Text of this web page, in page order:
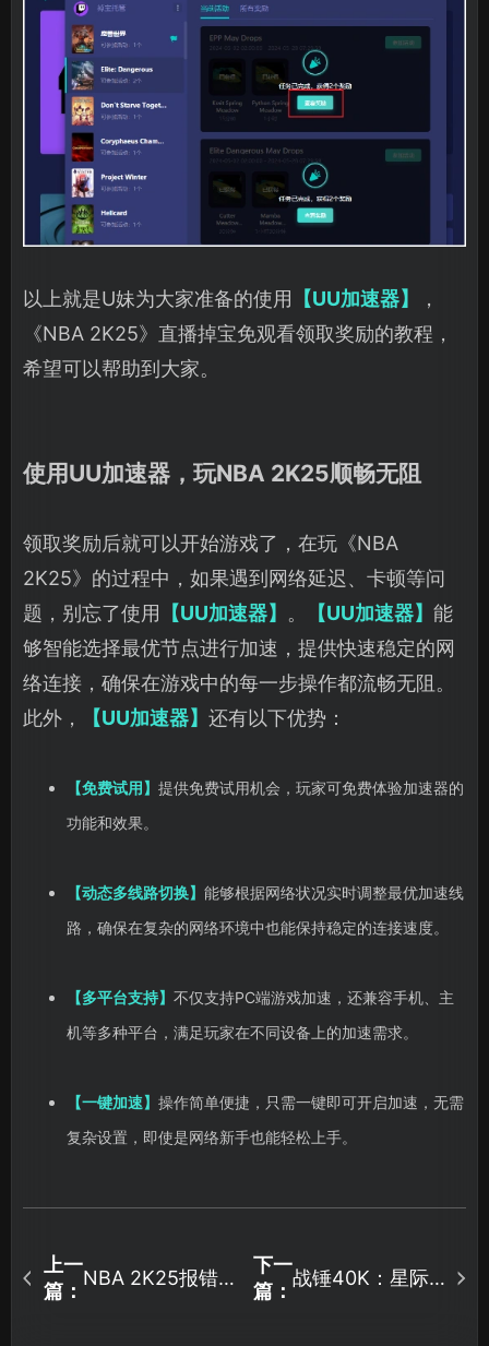
以上就是U妹为大家准备的使用 【UU加速器】
，
《NBA 2K25》直播掉宝免观看领取奖励的教程，
希望可以帮助到大家。
使用UU加速器，玩NBA 2K25顺畅无阻
领取奖励后就可以开始游戏了，在玩《NBA
2K25》的过程中，如果遇到网络延迟、卡顿等问
题，别忘了使用
【UU加速器】 。 【UU加速器】 能
够智能选择最优节点进行加速，提供快速稳定的网
络连接，确保在游戏中的每一步操作都流畅无阻。
此外，
【UU加速器】 还有以下优势：
【免费试用】 提供免费试用机会，玩家可免费体验加速器的
功能和效果。
【动态多线路切换】 能够根据网络状况实时调整最优加速线
路，确保在复杂的网络环境中也能保持稳定的连接速度。
【多平台支持】 不仅支持PC端游戏加速，还兼容手机、主
机等多种平台，满足玩家在不同设备上的加速需求。
【一键加速】 操作简单便捷，只需一键即可开启加速，无需
复杂设置，即使是网络新手也能轻松上手。
上一
篇：
NBA 2K25报错
下一
篇：
战锤40K：星际